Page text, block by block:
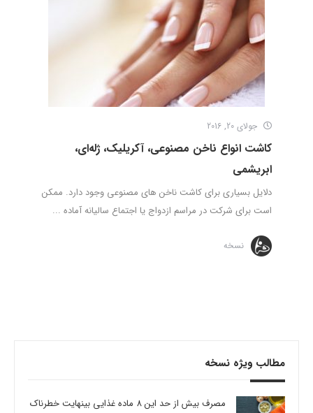
جولای 20, 2016
کاشت انواع ناخن مصنوعی، آکریلیک، ژله‌ای،
ابریشمی
دلایل بسیاری برای کاشت ناخن‌ های مصنوعی وجود دارد. ممکن
است برای شرکت در مراسم ازدواج یا اجتماع سالیانه آماده ...
نسخه
مطالب ویژه نسخه
مصرف بیش از حد این 8 ماده غذایی بینهایت خطرناک